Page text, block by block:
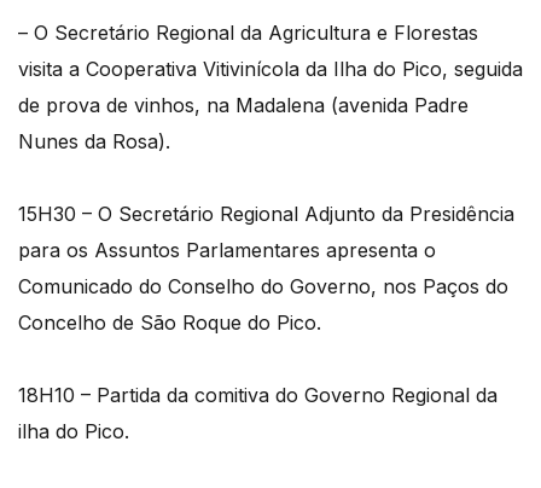
– O Secretário Regional da Agricultura e Florestas
visita a Cooperativa Vitivinícola da Ilha do Pico, seguida
de prova de vinhos, na Madalena (avenida Padre
Nunes da Rosa).
15H30 – O Secretário Regional Adjunto da Presidência
para os Assuntos Parlamentares apresenta o
Comunicado do Conselho do Governo, nos Paços do
Concelho de São Roque do Pico.
18H10 – Partida da comitiva do Governo Regional da
ilha do Pico.